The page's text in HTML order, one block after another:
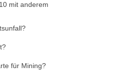
mit anderem
für Mining?